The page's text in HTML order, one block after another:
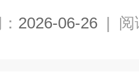
2026-06-26 | 阅